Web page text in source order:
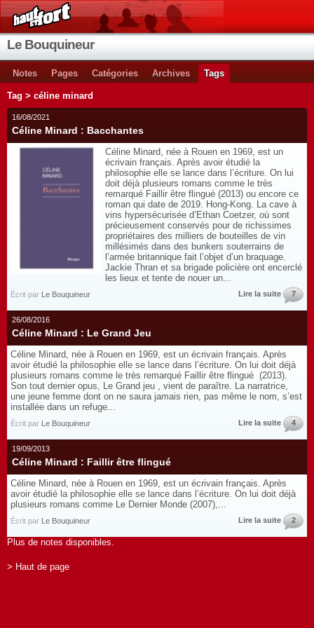
Le Bouquineur
Notes Pages Catégories Archives Tags
Tag > céline minard
16/08/2021
Céline Minard : Bacchantes
Céline Minard, née à Rouen en 1969, est un
écrivain français. Après avoir étudié la
philosophie elle se lance dans l’écriture. On lui
doit déjà plusieurs romans comme le très
remarqué Faillir être flingué (2013) ou encore ce
roman qui date de 2019. Hong-Kong. La cave à
vins hypersécurisée d’Ethan Coetzer, où sont
précieusement conservés pour de richissimes
propriétaires des milliers de bouteilles de vin
millésimés dans des bunkers souterrains de
l’armée britannique fait l’objet d’un braquage.
Jackie Thran et sa brigade policière ont encerclé
les lieux et tente de nouer un...
Écrit par Le Bouquineur Lire la suite 7
26/08/2016
Céline Minard : Le Grand Jeu
Céline Minard, née à Rouen en 1969, est un écrivain français. Après
avoir étudié la philosophie elle se lance dans l’écriture. On lui doit déjà
plusieurs romans comme le très remarqué Faillir être flingué (2013).
Son tout dernier opus, Le Grand jeu , vient de paraître. La narratrice,
une jeune femme dont on ne saura jamais rien, pas même le nom, s’est
installée dans un refuge...
Écrit par Le Bouquineur Lire la suite 4
19/09/2013
Céline Minard : Faillir être flingué
Céline Minard, née à Rouen en 1969, est un écrivain français. Après
avoir étudié la philosophie elle se lance dans l’écriture. On lui doit déjà
plusieurs romans comme Le Dernier Monde (2007),...
Écrit par Le Bouquineur Lire la suite 2
Plus de notes disponibles.
> Haut de page